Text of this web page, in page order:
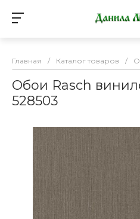
Главная / Каталог товаров /
Обои Rasch
528503